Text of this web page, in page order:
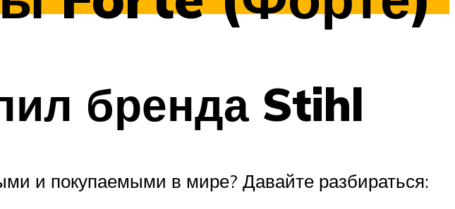
бренда Stihl
и покупаемыми в мире? Давайте разбираться: